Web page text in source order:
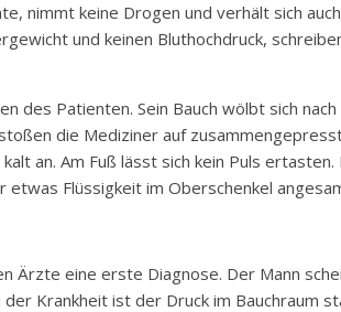
nimmt keine Drogen und verhält sich
und keinen Bluthochdruck,
des Patienten. Sein Bauch wölbt sich
die Mediziner auf
an. Am Fuß lässt sich kein Puls ertasten.
Flüssigkeit im Oberschenkel
Ärzte eine erste Diagnose. Der Mann
Krankheit ist der Druck im Bauchraum